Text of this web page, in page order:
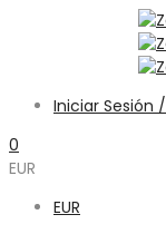
Iniciar Sesión
0
EUR
EUR